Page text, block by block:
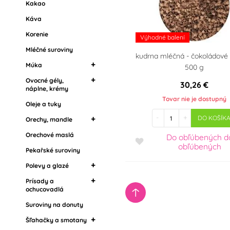
suroviny
glitre
Jedlé kvety
Kakao
Káva
Korenie
Mléčné suroviny
Múka
Mandľová múka
Ovocné gély,
náplne, krémy
Krémy na torty
Náplne, krémy a
arómy
Oleje a tuky
Orechy, mandle
Mandľová múka
Orechové maslá
Pekařské suroviny
Polevy a glazé
Zrkadlové polevy
Poleva v kôstkach
Drip polevy
Prísady a
ochucovadlá
Potravinárske arómy
Griláš (griliáž)
Suroviny na donuty
Šľahačky a smotany
Výhodné balení
kudrna mléčná - čokoládové
500 g
30,26 €
Tovar nie je dostupný
- + DO KOŠÍKA
Do obľúbených
obľúbených